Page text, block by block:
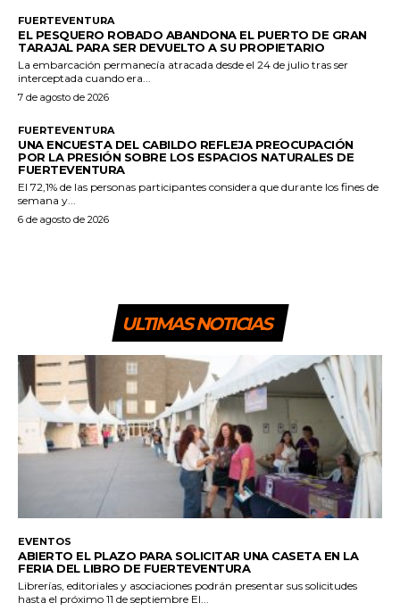
FUERTEVENTURA
EL PESQUERO ROBADO ABANDONA EL PUERTO DE GRAN
TARAJAL PARA SER DEVUELTO A SU PROPIETARIO
La embarcación permanecía atracada desde el 24 de julio tras ser
interceptada cuando era...
7 de agosto de 2026
FUERTEVENTURA
UNA ENCUESTA DEL CABILDO REFLEJA PREOCUPACIÓN
POR LA PRESIÓN SOBRE LOS ESPACIOS NATURALES DE
FUERTEVENTURA
El 72,1% de las personas participantes considera que durante los fines de
semana y...
6 de agosto de 2026
ULTIMAS NOTICIAS
EVENTOS
ABIERTO EL PLAZO PARA SOLICITAR UNA CASETA EN LA
FERIA DEL LIBRO DE FUERTEVENTURA
Librerías, editoriales y asociaciones podrán presentar sus solicitudes
hasta el próximo 11 de septiembre El...